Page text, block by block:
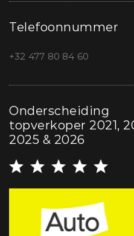
Telefoonnummer
+32 477 80 84 60
Onderscheiding
topverkoper 2021,
2025 & 2026